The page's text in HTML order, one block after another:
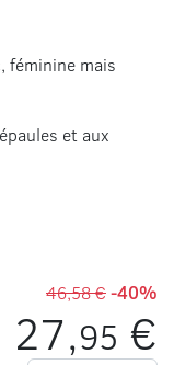
féminine mais
et aux
46,58 €-40%
27,95 €